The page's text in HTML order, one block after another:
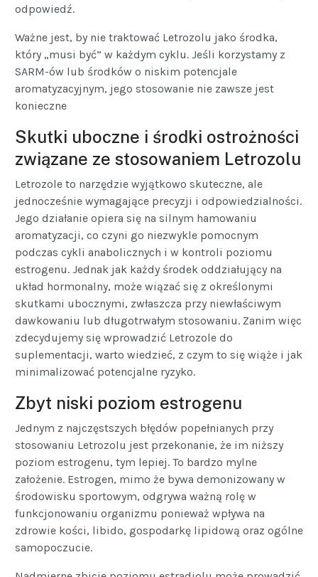
odpowiedź.
Ważne jest, by nie traktować Letrozolu jako środka,
który „musi być” w każdym cyklu. Jeśli korzystamy z
SARM-ów lub środków o niskim potencjale
aromatyzacyjnym, jego stosowanie nie zawsze jest
konieczne
Skutki uboczne i środki ostrożności
związane ze stosowaniem Letrozolu
Letrozole to narzędzie wyjątkowo skuteczne, ale
jednocześnie wymagające precyzji i odpowiedzialności.
Jego działanie opiera się na silnym hamowaniu
aromatyzacji, co czyni go niezwykle pomocnym
podczas cykli anabolicznych i w kontroli poziomu
estrogenu. Jednak jak każdy środek oddziałujący na
układ hormonalny, może wiązać się z określonymi
skutkami ubocznymi, zwłaszcza przy niewłaściwym
dawkowaniu lub długotrwałym stosowaniu. Zanim więc
zdecydujemy się wprowadzić Letrozole do
suplementacji, warto wiedzieć, z czym to się wiąże i jak
minimalizować potencjalne ryzyko.
Zbyt niski poziom estrogenu
Jednym z najczęstszych błędów popełnianych przy
stosowaniu Letrozolu jest przekonanie, że im niższy
poziom estrogenu, tym lepiej. To bardzo mylne
założenie. Estrogen, mimo że bywa demonizowany w
środowisku sportowym, odgrywa ważną rolę w
funkcjonowaniu organizmu ponieważ wpływa na
zdrowie kości, libido, gospodarkę lipidową oraz ogólne
samopoczucie.